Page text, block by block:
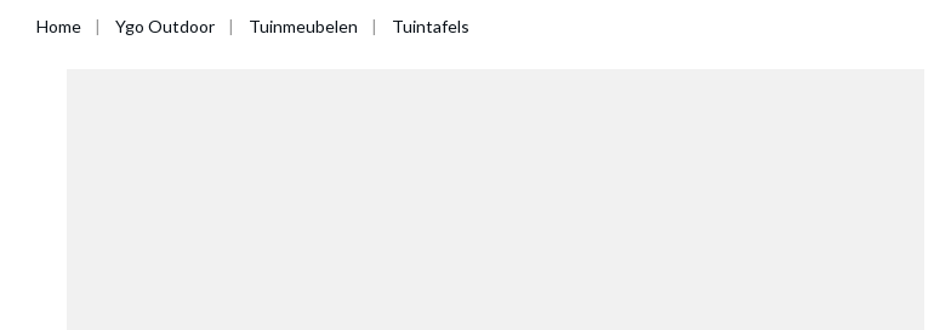
Home Ygo Outdoor Tuinmeubelen Tuintafels